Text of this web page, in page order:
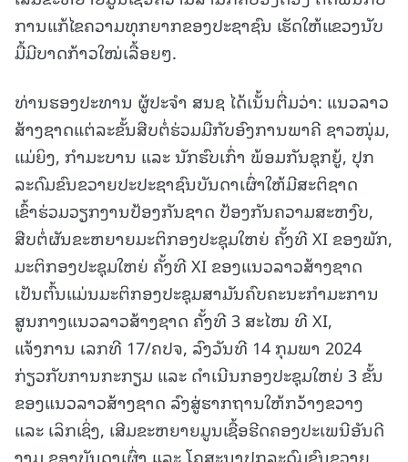
ການແກ້ໄຂຄວາມທຸກຍາກຂອງປະຊາຊົນ ເຮັດໃຫ້ແຂວງນັບ
ມື້ມີບາດກ້າວໃໝ່ເລື້ອຍໆ.
ທ່ານຮອງປະທານ ຜູ້ປະຈໍາ ສນຊ ໄດ້ເນັ້ນຕື່ມວ່າ: ແນວລາວ
ສ້າງຊາດແຕ່ລະຂັ້ນສືບຕໍ່ຮ່ວມມືກັບອົງການພາຄີ ຊາວໜຸ່ມ,
ແມ່ຍິງ, ກຳມະບານ ແລະ ນັກຮົບເກົ່າ ພ້ອມກັນຊຸກຍູ້, ປຸກ
ລະດົມຂົນຂວາຍປະປະຊາຊົນບັນດາເຜົ່າໃຫ້ມີສະຕິຊາດ
ເຂົ້າຮ່ວມວຽກງານປ້ອງກັນຊາດ ປ້ອງກັນຄວາມສະຫງົບ,
ສືບຕໍ່ຜັນຂະຫຍາຍມະຕິກອງປະຊຸມໃຫຍ່ ຄັ້ງທີ XI ຂອງພັກ,
ມະຕິກອງປະຊຸມໃຫຍ່ ຄັ້ງທີ XI ຂອງແນວລາວສ້າງຊາດ
ເປັນຕົ້ນແມ່ນມະຕິກອງປະຊຸມສາມັນຄົບຄະນະກໍາມະການ
ສູນກາງແນວລາວສ້າງຊາດ ຄັ້ງທີ 3 ສະໄໝ ທີ XI,
ແຈ້ງການ ເລກທີ 17/ຄປຈ, ລົງວັນທີ 14 ກຸມພາ 2024
ກ່ຽວກັບການກະກຽມ ແລະ ດໍາເນີນກອງປະຊຸມໃຫຍ່ 3 ຂັ້ນ
ຂອງແນວລາວສ້າງຊາດ ລົງສູ່ຮາກຖານໃຫ້ກວ້າງຂວາງ
ແລະ ເລິກເຊິ່ງ, ເສີມຂະຫຍາຍມູນເຊື້ອຮີດຄອງປະເພນີອັນດີ
ງາມ ຂອງບັນດາເຜົ່າ ແລະ ໂຄສະນາປຸກລະດົມຂົນຂວາຍ